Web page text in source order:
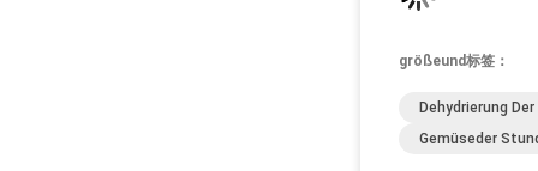
größeund标签：
Dehydrierung
Gemüseder